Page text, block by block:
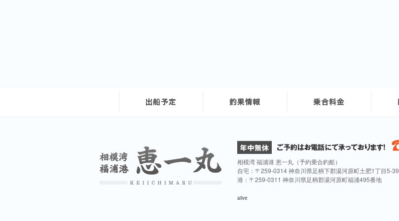
相模湾 福浦港 恵一丸（予約乗合釣船）
自宅：〒259-0314 神奈川県足柄下郡湯河原町土肥1丁目5-39
港：〒259-0311 神奈川県足柄郡湯河原町福浦495番地
alive